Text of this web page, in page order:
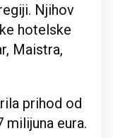
Njihov
hotelske
Maistra,
prihod od
milijuna eura.